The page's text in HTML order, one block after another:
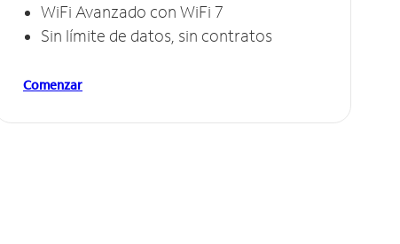
WiFi Avanzado con WiFi 7
Sin límite de datos, sin contratos
Comenzar